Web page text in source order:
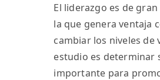
El liderazgo es de
la que genera ventaja
cambiar los niveles de
estudio es determinar
importante para